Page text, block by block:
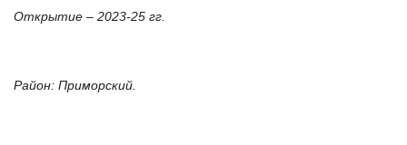
Открытие – 2023-25 гг.
Район: Приморский.